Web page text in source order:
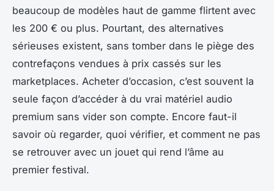
beaucoup de modèles haut de gamme flirtent avec
les 200 € ou plus. Pourtant, des alternatives
sérieuses existent, sans tomber dans le piège des
contrefaçons vendues à prix cassés sur les
marketplaces. Acheter d’occasion, c’est souvent la
seule façon d’accéder à du vrai matériel audio
premium sans vider son compte. Encore faut-il
savoir où regarder, quoi vérifier, et comment ne pas
se retrouver avec un jouet qui rend l’âme au
premier festival.